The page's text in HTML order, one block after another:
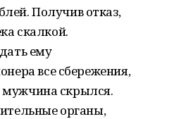
Получив отказ,
скалкой.
ему
все сбережения,
мужчина скрылся.
органы,